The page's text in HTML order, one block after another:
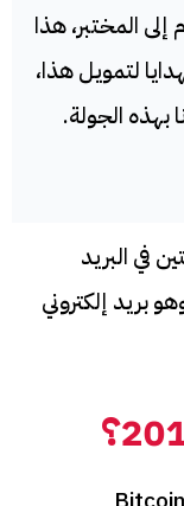
إلى المختبر، هذا
لتمويل هذا،
بهذه الجولة.
في البريد
بريد إلكتروني